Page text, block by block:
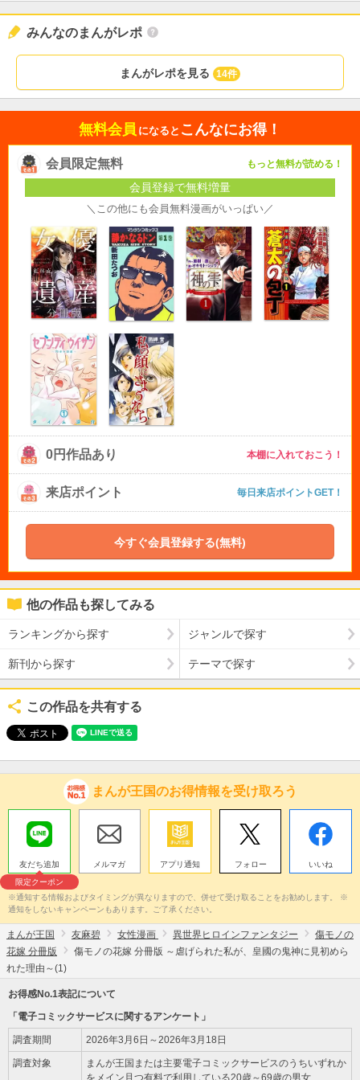
みんなのまんがレポ
まんがレポを見る 14件
無料会員 になると こんなにお得！
会員限定無料 もっと無料が読める！
会員登録で無料増量
＼この他にも会員無料漫画がいっぱい／
0円作品あり 本棚に入れておこう！
来店ポイント 毎日来店ポイントGET！
今すぐ会員登録する(無料)
他の作品も探してみる
ランキングから探す ジャンルで探す
新刊から探す テーマで探す
この作品を共有する
まんが王国のお得情報を受け取ろう
友だち追加
限定クーポン
メルマガ アプリ通知 フォロー いいね
※通知する情報およびタイミングが異なりますので、併せて受け取ることをお勧めします。 ※
通知をしないキャンペーンもあります。ご了承ください。
まんが王国 友麻碧 女性漫画 異世界ヒロインファンタジー
傷モノの
花嫁 分冊版
傷モノの花嫁 分冊版 ～虐げられた私が、皇國の鬼神に見初めら
れた理由～(1)
お得感No.1表記について
「電子コミックサービスに関するアンケート」
調査期間 2026年3月6日～2026年3月18日
調査対象
まんが王国または主要電子コミックサービスのうちいずれか
をメイン且つ有料で利用している20歳～69歳の男女